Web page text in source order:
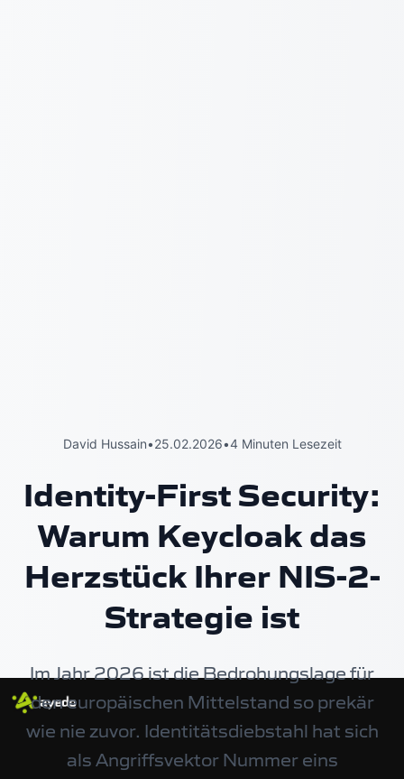
David Hussain•25.02.2026•4 Minuten Lesezeit
Identity-First Security:
Warum Keycloak das
Herzstück Ihrer NIS-2-
Strategie ist
Im Jahr 2026 ist die Bedrohungslage für
den europäischen Mittelstand so prekär
wie nie zuvor. Identitätsdiebstahl hat sich
als Angriffsvektor Nummer eins